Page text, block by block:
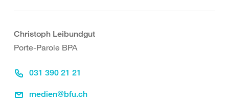
Christoph Leibundgut
Porte-Parole BPA
031 390 21 21
medien@bfu.ch